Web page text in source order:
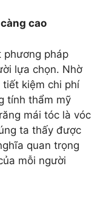
cao
phương pháp
lựa chọn. Nhờ
kiệm chi phí
tính thẩm mỹ
mái tóc là vóc
ta thấy được
quan trọng
mỗi người